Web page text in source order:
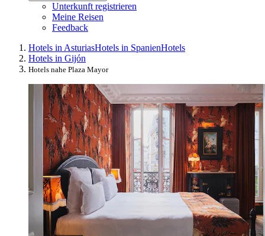
Unterkunft registrieren
Meine Reisen
Feedback
Hotels in AsturiasHotels in SpanienHotels
Hotels in Gijón
Hotels nahe Plaza Mayor